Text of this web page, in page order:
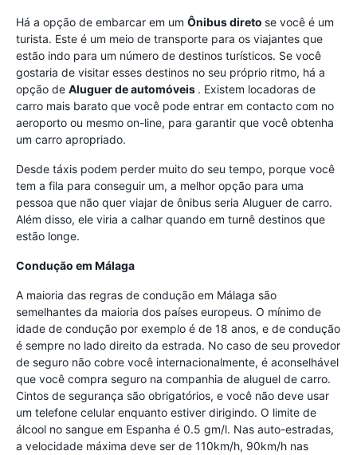
Há a opção de embarcar em um Ônibus direto se você é um
turista. Este é um meio de transporte para os viajantes que
estão indo para um número de destinos turísticos. Se você
gostaria de visitar esses destinos no seu próprio ritmo, há a
opção de Aluguer de automóveis . Existem locadoras de
carro mais barato que você pode entrar em contacto com no
aeroporto ou mesmo on-line, para garantir que você obtenha
um carro apropriado.
Desde táxis podem perder muito do seu tempo, porque você
tem a fila para conseguir um, a melhor opção para uma
pessoa que não quer viajar de ônibus seria Aluguer de carro.
Além disso, ele viria a calhar quando em turnê destinos que
estão longe.
Condução em Málaga
A maioria das regras de condução em Málaga são
semelhantes da maioria dos países europeus. O mínimo de
idade de condução por exemplo é de 18 anos, e de condução
é sempre no lado direito da estrada. No caso de seu provedor
de seguro não cobre você internacionalmente, é aconselhável
que você compra seguro na companhia de aluguel de carro.
Cintos de segurança são obrigatórios, e você não deve usar
um telefone celular enquanto estiver dirigindo. O limite de
álcool no sangue em Espanha é 0.5 gm/l. Nas auto-estradas,
a velocidade máxima deve ser de 110km/h, 90km/h nas